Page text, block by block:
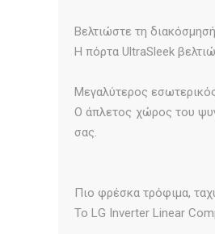
Βελτιώστε τη
Η πόρτα UltraSleek
Μεγαλύτερος
Ο άπλετος χώρος του
σας.
Πιο φρέσκα τρόφιμα,
Το LG Inverter Linear